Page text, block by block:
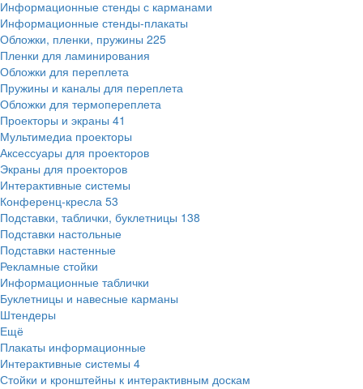
Информационные стенды с карманами
Информационные стенды-плакаты
Обложки, пленки, пружины 225
Пленки для ламинирования
Обложки для переплета
Пружины и каналы для переплета
Обложки для термопереплета
Проекторы и экраны 41
Мультимедиа проекторы
Аксессуары для проекторов
Экраны для проекторов
Интерактивные системы
Конференц-кресла 53
Подставки, таблички, буклетницы 138
Подставки настольные
Подставки настенные
Рекламные стойки
Информационные таблички
Буклетницы и навесные карманы
Штендеры
Ещё
Плакаты информационные
Интерактивные системы 4
Стойки и кронштейны к интерактивным доскам